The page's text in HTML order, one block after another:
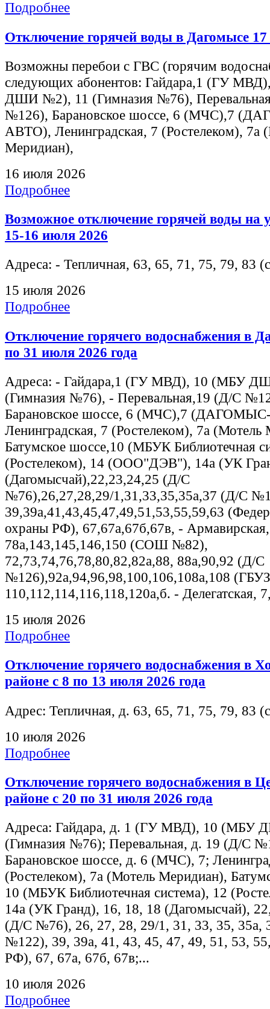
Подробнее
Отключение горячей воды в Дагомысе
Возможны перебои с ГВС (горячим
следующих абонентов: Гайдара,1 (ГУ
ДШИ №2), 11 (Гимназия №76),
№126), Барановское шоссе, 6 (МЧС),7
АВТО), Ленинградская, 7 (Ростелеком), 7а
Меридиан),
16 июля 2026
Подробнее
Возможное отключение горячей воды на
15-16 июля 2026
Адреса: - Тепличная, 63, 65, 71, 75, 79, 83
15 июля 2026
Подробнее
Отключение горячего водоснабжения в
по 31 июля 2026 года
Адреса: - Гайдара,1 (ГУ МВД), 10 (МБУ
(Гимназия №76), - Перевальная,19 (Д/С
Барановское шоссе, 6 (МЧС),7
Ленинградская, 7 (Ростелеком), 7а
Батумское шоссе,10 (МБУК Библиотечная
(Ростелеком), 14 (ООО"ДЭВ"), 14а (УК
(Дагомысчай),22,23,24,25 (Д/С
№76),26,27,28,29/1,31,33,35,35а,37 (Д/С
39,39а,41,43,45,47,49,51,53,55,59,63
охраны РФ), 67,67а,67б,67в, - Армавирская,
78а,143,145,146,150 (СОШ №82),
72,73,74,76,78,80,82,82а,88, 88а,90,92 (Д/С
№126),92а,94,96,98,100,106,108а,108
110,112,114,116,118,120а,б. - Делегатская,
15 июля 2026
Подробнее
Отключение горячего водоснабжения в
районе с 8 по 13 июля 2026 года
Адрес: Тепличная, д. 63, 65, 71, 75, 79, 83
10 июля 2026
Подробнее
Отключение горячего водоснабжения в
районе с 20 по 31 июля 2026 года
Адреса: Гайдара, д. 1 (ГУ МВД), 10 (МБУ
(Гимназия №76); Перевальная, д. 19 (Д/С
Барановское шоссе, д. 6 (МЧС), 7;
(Ростелеком), 7а (Мотель Меридиан),
10 (МБУК Библиотечная система), 12
14а (УК Гранд), 16, 18, 18 (Дагомысчай),
(Д/С №76), 26, 27, 28, 29/1, 31, 33, 35, 35а,
№122), 39, 39а, 41, 43, 45, 47, 49, 51, 53,
РФ), 67, 67а, 67б, 67в;...
10 июля 2026
Подробнее